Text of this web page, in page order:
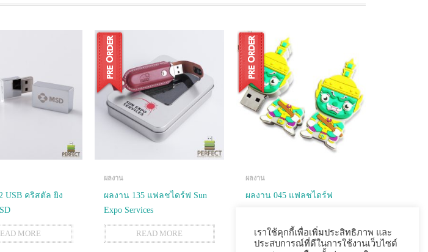
USB คริสตัล ยิง
MORE
ผลงาน
ผลงาน 135 แฟลชไดร์ฟ Sun
Expo Services
READ MORE
ผลงาน
ผลงาน 045 แฟลชไดร์ฟ
READ MORE
เราใช้คุกกี้เพื่อเพิ่มประสิทธิภาพ และ
ประสบการณ์ที่ดีในการใช้งานเว็บไซต์